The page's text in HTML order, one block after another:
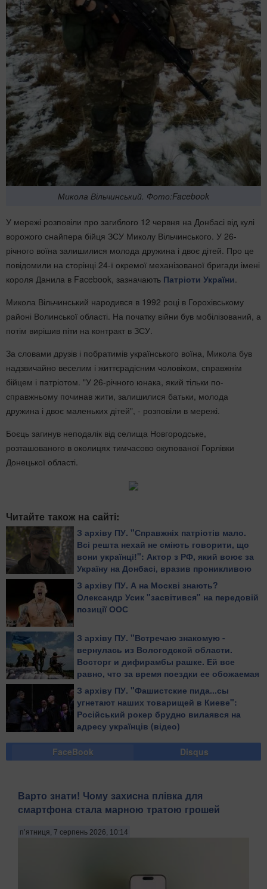
Микола Вільчинський. Фото:Facebook
У мережі розповіли про загиблого 12 червня на Донбасі від кулі
ворожого снайпера бійця ЗСУ Миколу Вільчинського. У 26-
річного воїна залишилися молода дружина і двоє дітей. Про це
повідомили на сторінці 24-ї окремої механізованої бригади імені
короля Данила в Facebook, зазначають Патріоти України
Микола Вільчинський народився в 1992 році в Горохівському
районі Волинської області. На початку війни був мобілізований, а
потім вирішив піти на контракт в ЗСУ.
За словами друзів і побратимів українського воїна, Микола був
надзвичайно веселим і життєрадісним чоловіком, справжнім
бійцем і патріотом. "У 26-річного юнака, який тільки по-
справжньому починав жити, залишилися батьки, молода
дружина і двоє маленьких дітей", - розповіли в мережі.
Боєць загинув неподалік від селища Новгородське,
розташованого в околицях тимчасово окупованої Горлівки
Донецької області.
Читайте також на сайті:
З архіву ПУ. "Справжніх патріотів мало.
Всі решта нехай не сміють говорити, що
вони українці!": Актор з РФ, який воює за
Україну на Донбасі, вразив проникливою
промовою
З архіву ПУ. А на Москві знають?
Олександр Усик "засвітився" на передовій
позиції ООС
З архіву ПУ. "Встречаю знакомую -
вернулась из Вологодской области.
Восторг и дифирамбы рашке. Ей все
равно, что за время поездки ее обожаемая
страна убила десяток ребят в той стране,
где она живет", - блогер
З архіву ПУ. "Фашистские пида...сы
угнетают наших товарищей в Киеве":
Російський рокер брудно вилаявся на
адресу українців (відео)
FaceBook Disqus
Варто знати! Чому захисна плівка для
смартфона стала марною тратою грошей
п’ятниця, 7 серпень 2026, 10:14